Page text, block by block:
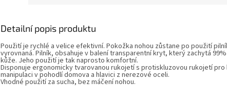
Detailní popis produktu
Použití je rychlé a velice efektivní. Pokožka nohou zůstane po použití
vyrovnaná. Pilník, obsahuje v balení transparentní kryt, který zachytá
kůže. Jeho použití je tak naprosto komfortní.
Disponuje ergonomicky tvarovanou rukojetí s protiskluzovou rukojetí pro
manipulaci v pohodlí domova a hlavici z nerezové oceli.
Vhodné použití za sucha, bez máčení nohou.